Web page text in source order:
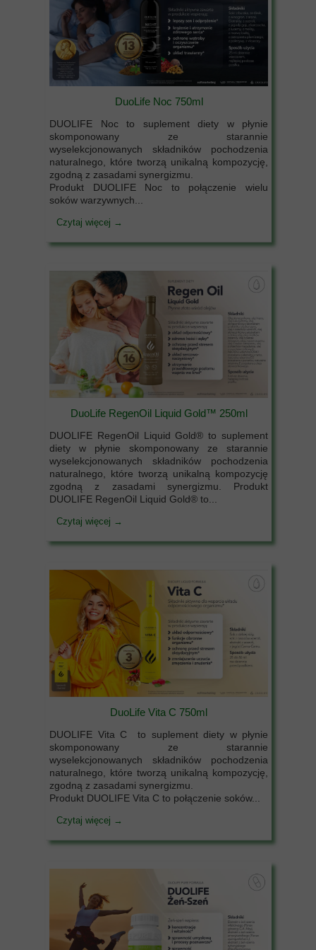
DuoLife Noc 750ml
DUOLIFE Noc to suplement diety w płynie
skomponowany ze starannie
wyselekcjonowanych składników pochodzenia
naturalnego, które tworzą unikalną kompozycję,
zgodną z zasadami synergizmu.
Produkt DUOLIFE Noc to połączenie wielu
soków warzywnych...
Czytaj więcej →
DuoLife RegenOil Liquid Gold™ 250ml
DUOLIFE RegenOil Liquid Gold® to suplement
diety w płynie skomponowany ze starannie
wyselekcjonowanych składników pochodzenia
naturalnego, które tworzą unikalną kompozycję
zgodną z zasadami synergizmu. Produkt
DUOLIFE RegenOil Liquid Gold® to...
Czytaj więcej →
DuoLife Vita C 750ml
DUOLIFE Vita C to suplement diety w płynie
skomponowany ze starannie
wyselekcjonowanych składników pochodzenia
naturalnego, które tworzą unikalną kompozycję,
zgodną z zasadami synergizmu.
Produkt DUOLIFE Vita C to połączenie soków...
Czytaj więcej →